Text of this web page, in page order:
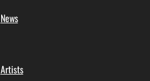
News
Artists